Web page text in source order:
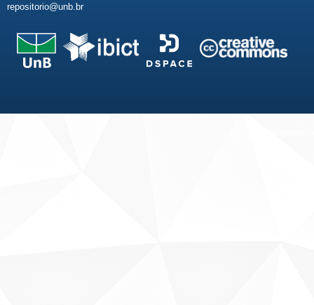
repositorio@unb.br